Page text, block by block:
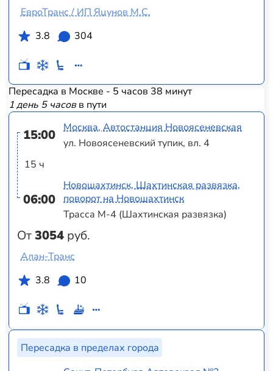
ЕвроТранс / ИП Яцунов М.С.
3.8
304
Пересадка в Москве - 5 часов 38 минут
1 день 5 часовв пути
15:00
15 ч
06:00
От3054 руб.
Москва, Автостанция Новоясеневская
ул. Новоясеневский тупик, вл. 4
Новошахтинск, Шахтинская развязка,
поворот на Новошахтинск
Трасса М-4 (Шахтинская развязка)
Алан-Транс
3.8
10
Пересадка в пределах города